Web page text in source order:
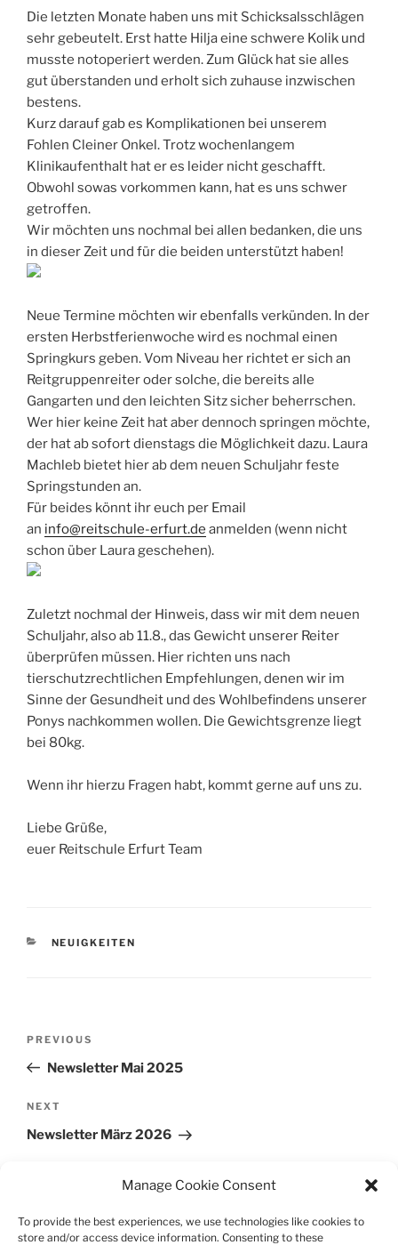
Manage Cookie Consent
To provide the best experiences, we use technologies like cookies to
store and/or access device information. Consenting to these
Die letzten Monate haben uns mit Schicksalsschlägen
sehr gebeutelt. Erst hatte Hilja eine schwere Kolik und
musste notoperiert werden. Zum Glück hat sie alles
gut überstanden und erholt sich zuhause inzwischen
bestens.
Kurz darauf gab es Komplikationen bei unserem
Fohlen Cleiner Onkel. Trotz wochenlangem
Klinikaufenthalt hat er es leider nicht geschafft.
Obwohl sowas vorkommen kann, hat es uns schwer
getroffen.
Wir möchten uns nochmal bei allen bedanken, die uns
in dieser Zeit und für die beiden unterstützt haben!
Neue Termine möchten wir ebenfalls verkünden. In der
ersten Herbstferienwoche wird es nochmal einen
Springkurs geben. Vom Niveau her richtet er sich an
Reitgruppenreiter oder solche, die bereits alle
Gangarten und den leichten Sitz sicher beherrschen.
Wer hier keine Zeit hat aber dennoch springen möchte,
der hat ab sofort dienstags die Möglichkeit dazu. Laura
Machleb bietet hier ab dem neuen Schuljahr feste
Springstunden an.
Für beides könnt ihr euch per Email
an info@reitschule-erfurt.de anmelden (wenn nicht
schon über Laura geschehen).
Zuletzt nochmal der Hinweis, dass wir mit dem neuen
Schuljahr, also ab 11.8., das Gewicht unserer Reiter
überprüfen müssen. Hier richten uns nach
tierschutzrechtlichen Empfehlungen, denen wir im
Sinne der Gesundheit und des Wohlbefindens unserer
Ponys nachkommen wollen. Die Gewichtsgrenze liegt
bei 80kg.
Wenn ihr hierzu Fragen habt, kommt gerne auf uns zu.
Liebe Grüße,
euer Reitschule Erfurt Team
CATEGORIES
NEUIGKEITEN
Previous
Post
PREVIOUS
Newsletter Mai 2025
Next
Post
NEXT
Newsletter März 2026